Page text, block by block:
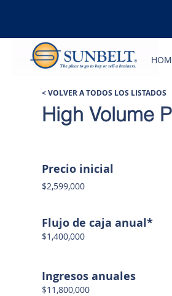
< VOLVER A TODOS LOS LISTADOS
High Volume
Precio inicial
$2,599,000
Flujo de caja anual*
$1,400,000
Ingresos anuales
$11,800,000